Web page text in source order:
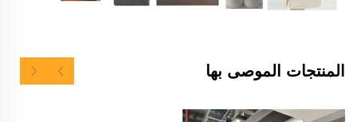
المنتجات الموصى بها